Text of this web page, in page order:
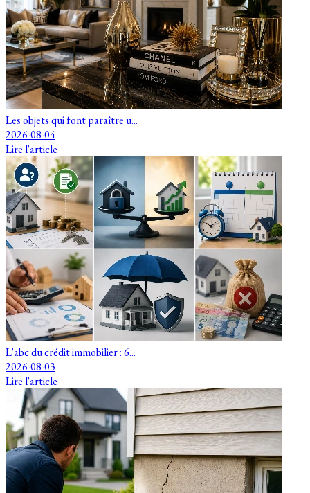
Les objets qui font paraître u...
2026-08-04
Lire l'article
L'abc du crédit immobilier : 6...
2026-08-03
Lire l'article